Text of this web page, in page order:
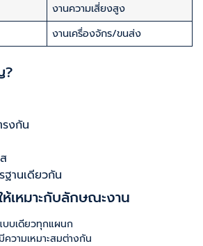
งานความเสี่ยงสูง
งานเครื่องจักร/ขนส่ง
?
รงกัน
ฐานเดียวกัน
เหมาะกับลักษณะงาน
บบเดียวทุกแผนก
วามเหมาะสมต่างกัน